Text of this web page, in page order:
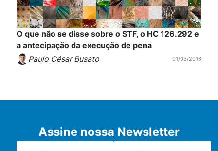
O que não se disse sobre o STF, o HC 126.292 e
a antecipação da execução de pena
Paulo César Busato
01/03/2016
Assine nossa Newsletter